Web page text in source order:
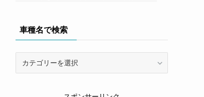
車種名で検索